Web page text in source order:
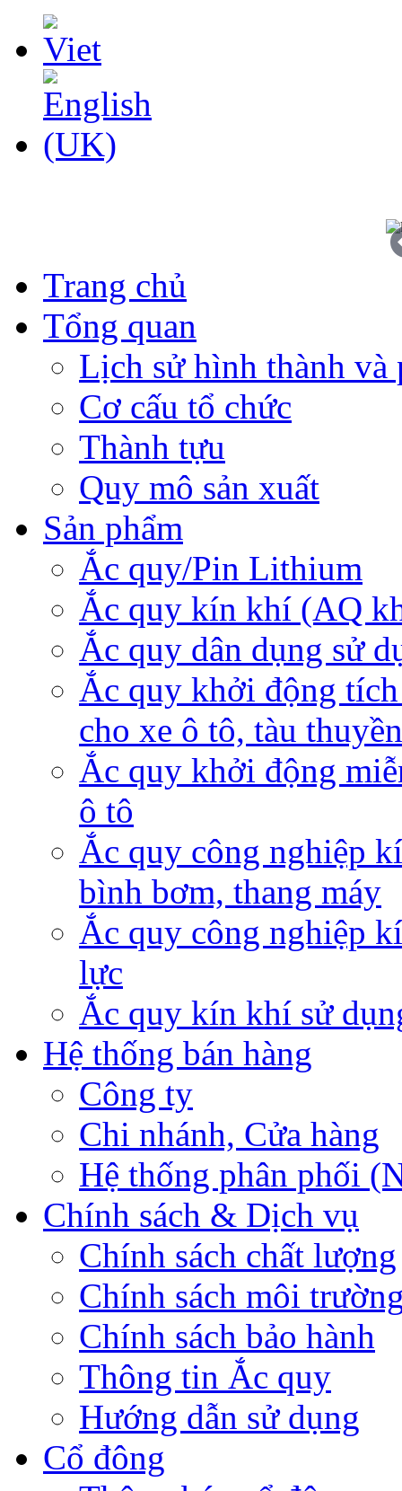
Trang chủ
Tổng quan
Lịch sử hình thành và
Cơ cấu tổ chức
Thành tựu
Quy mô sản xuất
Sản phẩm
Ắc quy/Pin Lithium
Ắc quy kín khí (AQ
Ắc quy dân dụng sử
Ắc quy khởi động
cho xe ô tô, tàu thuyền
Ắc quy khởi động
ô tô
Ắc quy công nghiệp
bình bơm, thang máy
Ắc quy công nghiệp
lực
Ắc quy kín khí sử
Hệ thống bán hàng
Công ty
Chi nhánh, Cửa hàng
Hệ thống phân phối
Chính sách & Dịch vụ
Chính sách chất lượng
Chính sách môi
Chính sách bảo hành
Thông tin Ắc quy
Hướng dẫn sử dụng
Cổ đông